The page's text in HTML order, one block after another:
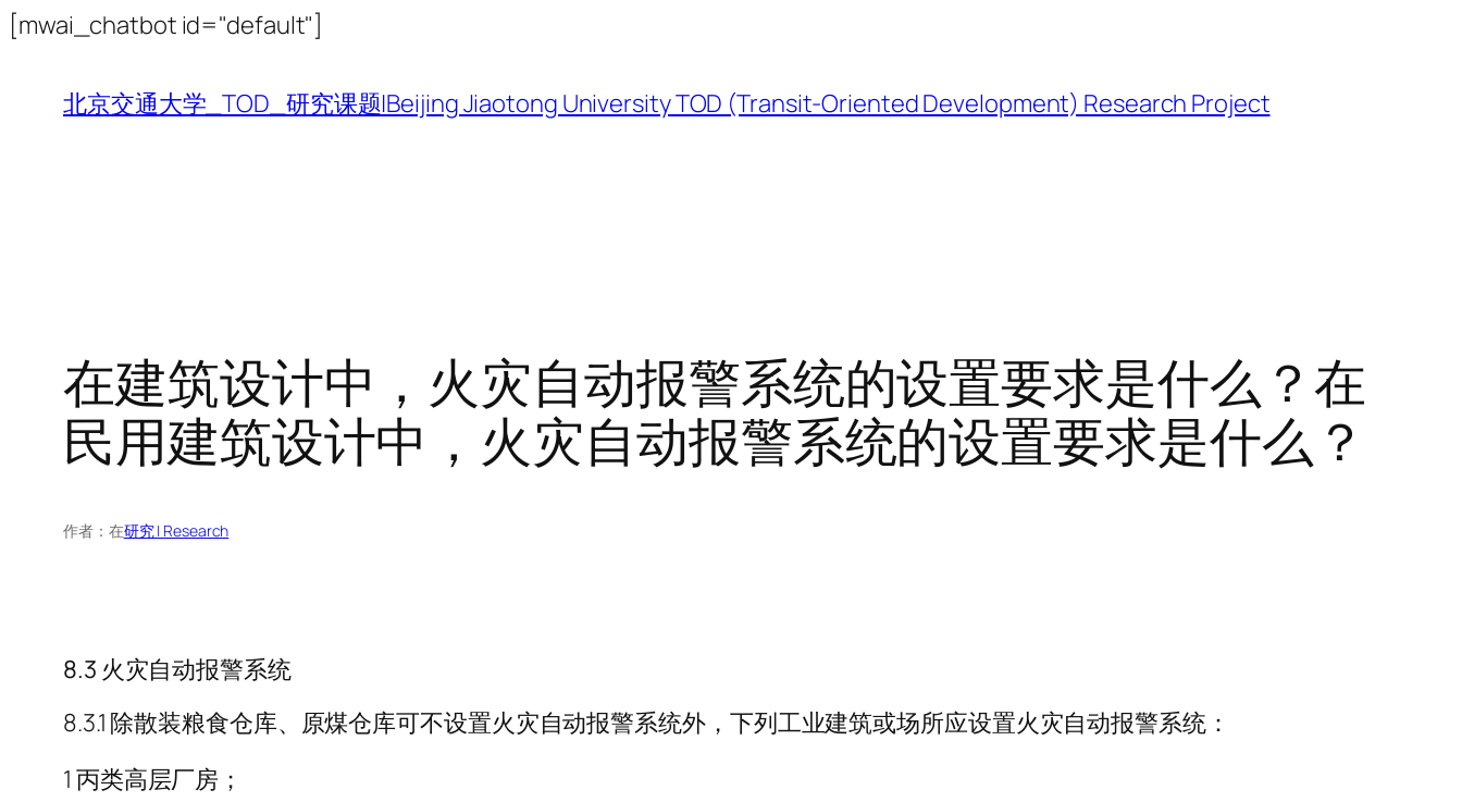
[mwai_chatbot id="default"]
内
容
北京交通大学_TOD_研究课题|Beijing Jiaotong University TOD (Transit-Oriented Development) Research Project
在建筑设计中，火灾自动报警系统的设置要求是什么？在
民用建筑设计中，火灾自动报警系统的设置要求是什么？
作者： 在研究 | Research
8.3 火灾自动报警系统
8.3.1 除散装粮食仓库、原煤仓库可不设置火灾自动报警系统外，下列工业建筑或场所应设置火灾自动报警系统：
1 丙类高层厂房；